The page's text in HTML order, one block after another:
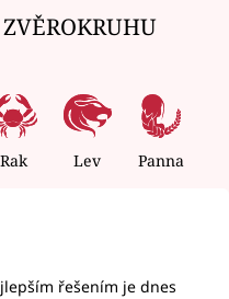
Rak Lev Panna
řešením je dnes